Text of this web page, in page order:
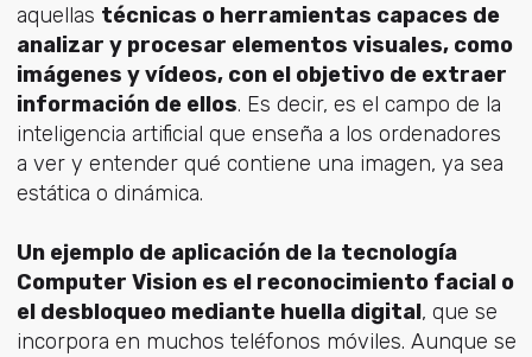
aquellas técnicas o herramientas capaces de
analizar y procesar elementos visuales, como
imágenes y vídeos, con el objetivo de extraer
información de ellos. Es decir, es el campo de la
inteligencia artificial que enseña a los ordenadores
a ver y entender qué contiene una imagen, ya sea
estática o dinámica.
Un ejemplo de aplicación de la tecnología
Computer Vision es el reconocimiento facial o
el desbloqueo mediante huella digital, que se
incorpora en muchos teléfonos móviles. Aunque se